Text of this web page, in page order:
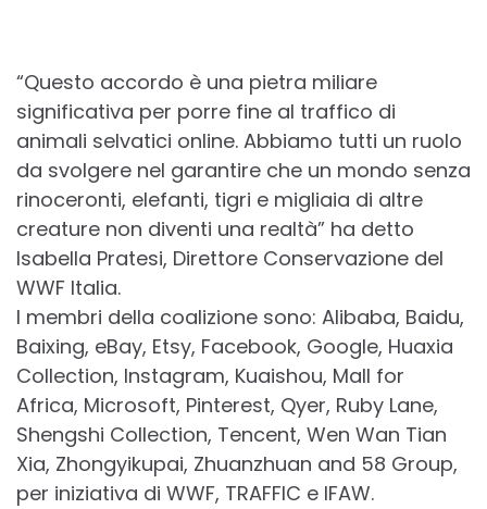
“Questo accordo è una pietra miliare
significativa per porre fine al traffico di
animali selvatici online. Abbiamo tutti un ruolo
da svolgere nel garantire che un mondo senza
rinoceronti, elefanti, tigri e migliaia di altre
creature non diventi una realtà” ha detto
Isabella Pratesi, Direttore Conservazione del
WWF Italia.
I membri della coalizione sono: Alibaba, Baidu,
Baixing, eBay, Etsy, Facebook, Google, Huaxia
Collection, Instagram, Kuaishou, Mall for
Africa, Microsoft, Pinterest, Qyer, Ruby Lane,
Shengshi Collection, Tencent, Wen Wan Tian
Xia, Zhongyikupai, Zhuanzhuan and 58 Group,
per iniziativa di WWF, TRAFFIC e IFAW.